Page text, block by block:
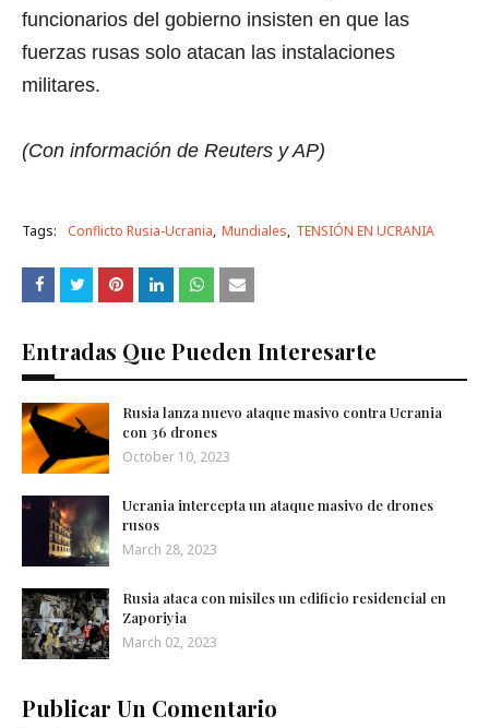
funcionarios del gobierno insisten en que las
fuerzas rusas solo atacan las instalaciones
militares.
(Con información de Reuters y AP)
Tags: Conflicto Rusia-Ucrania Mundiales TENSIÓN EN UCRANIA
Entradas Que Pueden Interesarte
Rusia lanza nuevo ataque masivo contra Ucrania
con 36 drones
October 10, 2023
Ucrania intercepta un ataque masivo de drones
rusos
March 28, 2023
Rusia ataca con misiles un edificio residencial en
Zaporiyia
March 02, 2023
Publicar Un Comentario